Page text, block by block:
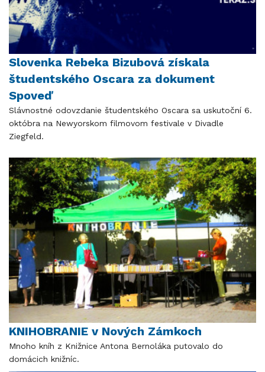
Slovenka Rebeka Bizubová získala
študentského Oscara za dokument
Spoveď
Slávnostné odovzdanie študentského Oscara sa uskutoční 6.
októbra na Newyorskom filmovom festivale v Divadle
Ziegfeld.
KNIHOBRANIE v Nových Zámkoch
Mnoho kníh z Knižnice Antona Bernoláka putovalo do
domácich knižníc.